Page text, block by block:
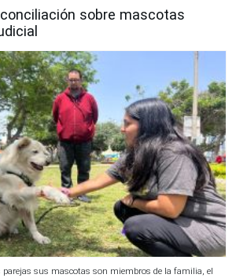
sobre mascotas
sus mascotas son miembros de la familia, el